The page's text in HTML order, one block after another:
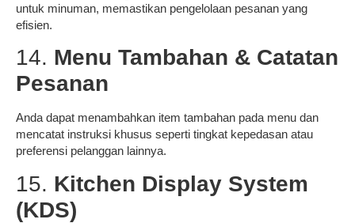
untuk minuman, memastikan pengelolaan pesanan yang
efisien.
14. Menu Tambahan & Catatan
Pesanan
Anda dapat menambahkan item tambahan pada menu dan
mencatat instruksi khusus seperti tingkat kepedasan atau
preferensi pelanggan lainnya.
15. Kitchen Display System
(KDS)